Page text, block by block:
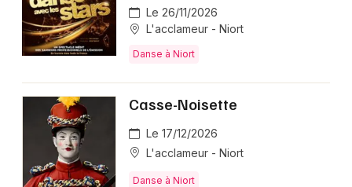
Activité & Expérience
Manifestations
Foires & salons
Spectacles
Concerts
Lyon
Marseille
Montpellier
Nantes
Nice
Le 26/11/2026
L'acclameur - Niort
Danse à Niort
Casse-Noisette
Le 17/12/2026
L'acclameur - Niort
Danse à Niort